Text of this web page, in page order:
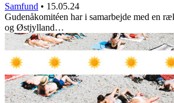
Samfund • 15.05.24
Gudenåkomitéen har i samarbejde med en
og Østjylland…